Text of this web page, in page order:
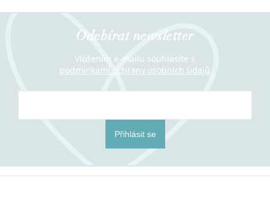
Odebírat newsletter
Vložením e-mailu souhlasíte s
podmínkami ochrany osobních údajů
Přihlásit se